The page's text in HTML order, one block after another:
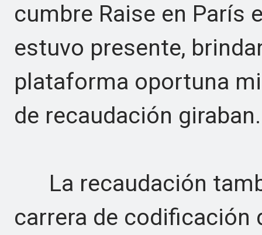
cumbre Raise en París
estuvo presente,
plataforma oportuna
de recaudación giraban.
La recaudación
carrera de codificación